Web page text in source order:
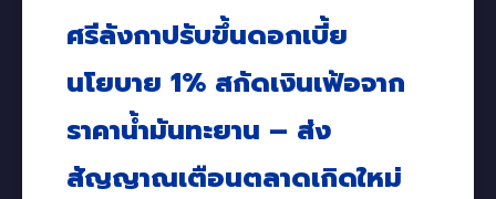
ศรีลังกาปรับขึ้นดอกเบี้ย
นโยบาย 1% สกัดเงินเฟ้อจาก
ราคาน้ำมันทะยาน – ส่ง
สัญญาณเตือนตลาดเกิดใหม่